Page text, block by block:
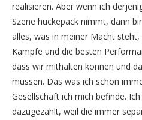
realisieren. Aber wenn ich
Szene huckepack nimmt, dann
alles, was in meiner Macht
Kämpfe und die besten
dass wir mithalten können und
müssen. Das was ich schon
Gesellschaft ich mich befinde.
dazugezählt, weil die immer